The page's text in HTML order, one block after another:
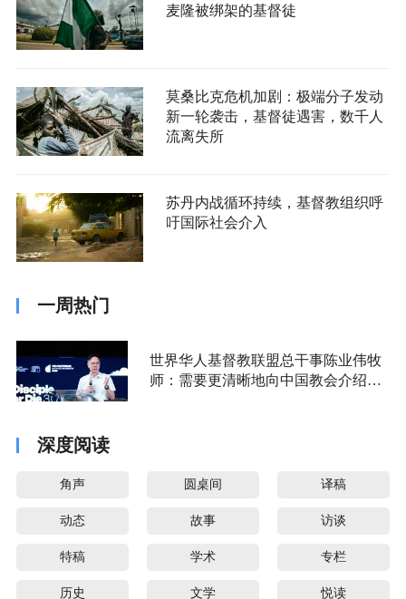
麦隆被绑架的基督徒
莫桑比克危机加剧：极端分子发动
新一轮袭击，基督徒遇害，数千人
流离失所
苏丹内战循环持续，基督教组织呼
吁国际社会介入
一周热门
世界华人基督教联盟总干事陈业伟牧
师：需要更清晰地向中国教会介绍福
深度阅读
角声 圆桌间 译稿
动态 故事 访谈
特稿 学术 专栏
历史 文学 悦读